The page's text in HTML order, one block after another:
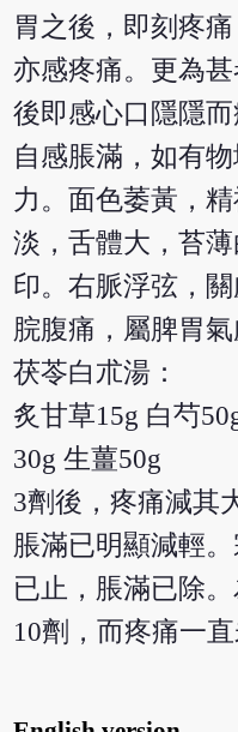
胃之後，即刻疼
亦感疼痛。更為
後即感心口隱隱
自感脹滿，如有
力。面色萎黃，
淡，舌體大，苔
印。右脈浮弦，
脘腹痛，屬脾胃
茯苓白朮湯：
炙甘草15g 白芍
30g 生薑50g
3劑後，疼痛減其
脹滿已明顯減輕
已止，脹滿已除
10劑，而疼痛一直